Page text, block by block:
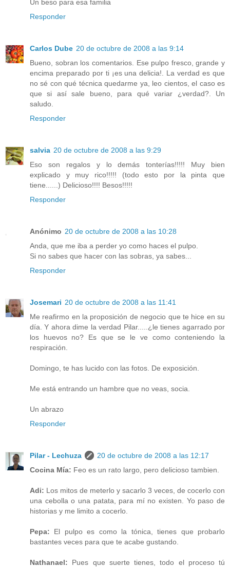
Un beso para esa familia
Responder
Carlos Dube 20 de octubre de 2008 a las 9:14
Bueno, sobran los comentarios. Ese pulpo fresco, grande y
encima preparado por ti ¡es una delicia!. La verdad es que
no sé con qué técnica quedarme ya, leo cientos, el caso es
que si así sale bueno, para qué variar ¿verdad?. Un
saludo.
Responder
salvia 20 de octubre de 2008 a las 9:29
Eso son regalos y lo demás tonterías!!!!! Muy bien
explicado y muy rico!!!!! (todo esto por la pinta que
tiene......) Delicioso!!!! Besos!!!!!
Responder
Anónimo 20 de octubre de 2008 a las 10:28
Anda, que me iba a perder yo como haces el pulpo.
Si no sabes que hacer con las sobras, ya sabes...
Responder
Josemari 20 de octubre de 2008 a las 11:41
Me reafirmo en la proposición de negocio que te hice en su
día. Y ahora dime la verdad Pilar.....¿le tienes agarrado por
los huevos no? Es que se le ve como conteniendo la
respiración.
Domingo, te has lucido con las fotos. De exposición.
Me está entrando un hambre que no veas, socia.
Un abrazo
Responder
Pilar - Lechuza
20 de octubre de 2008 a las 12:17
Cocina Mía: Feo es un rato largo, pero delicioso tambien.
Adi: Los mitos de meterlo y sacarlo 3 veces, de cocerlo con
una cebolla o una patata, para mí no existen. Yo paso de
historias y me limito a cocerlo.
Pepa: El pulpo es como la tónica, tienes que probarlo
bastantes veces para que te acabe gustando.
Nathanael: Pues que suerte tienes, todo el proceso tú